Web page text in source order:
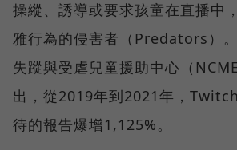
操縱、誘導或要求孩童在直播中
雅行為的侵害者（Predators）
失蹤與受虐兒童援助中心（
出，從2019年到2021年，
待的報告爆增1,125%。